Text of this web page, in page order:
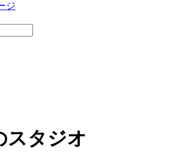
ジ
スタジオ